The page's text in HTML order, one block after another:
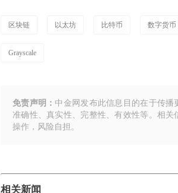
区块链 以太坊 比特币 数字货币
Grayscale
免责声明： 中金网发布此信息目的在于传
准确性、真实性、完整性、有效性等。相
操作，风险自担。
相关新闻